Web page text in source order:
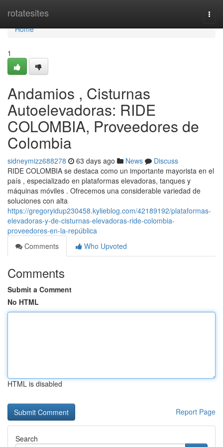
rotatesites
Home
Home
1
Andamios , Cisturnas
Autoelevadoras: RIDE
COLOMBIA, Proveedores de
Colombia
sidneymizz688278 63 days ago News
Discuss
RIDE COLOMBIA se destaca como un importante mayorista en el
país , especializado en plataformas elevadoras, tanques y
máquinas móviles . Ofrecemos una considerable variedad de
soluciones con alta
https://gregoryidup230458.kylieblog.com/42189192/plataformas-
elevadoras-y-de-cisturnas-elevadoras-ride-colombia-
proveedores-en-la-república
Comments
Who Upvoted
Comments
Submit a Comment
No HTML
HTML is disabled
Report Page
Search